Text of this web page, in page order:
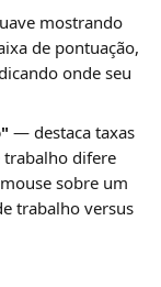
mostrando
de pontuação,
onde seu
— destaca taxas
trabalho difere
sobre um
trabalho versus